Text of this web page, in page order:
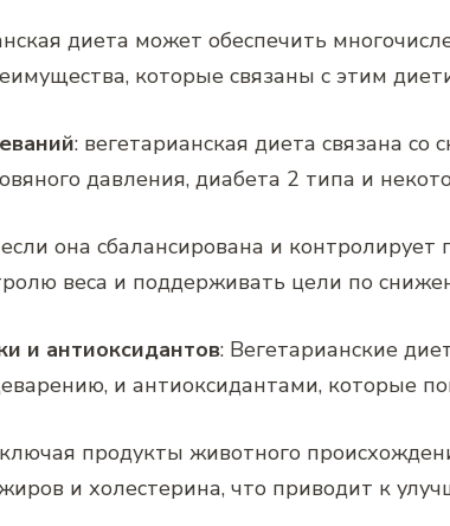
диета может обеспечить
которые связаны с этим
: вегетарианская диета связана
давления, диабета 2 типа и
она сбалансирована и
веса и поддерживать цели по
и антиоксидантов: Вегетарианские
и антиоксидантами, которые
продукты животного
и холестерина, что приводит к